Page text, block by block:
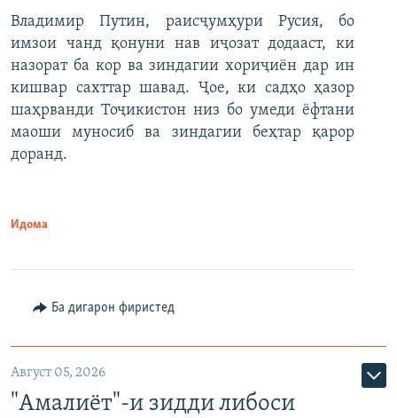
Владимир Путин, раисҷумҳури Русия, бо
имзои чанд қонуни нав иҷозат додааст, ки
назорат ба кор ва зиндагии хориҷиён дар ин
кишвар сахттар шавад. Ҷое, ки садҳо ҳазор
шаҳрванди Тоҷикистон низ бо умеди ёфтани
маоши муносиб ва зиндагии беҳтар қарор
доранд.
Идома
Ба дигарон фиристед
Август 05, 2026
"Амалиёт"-и зидди либоси